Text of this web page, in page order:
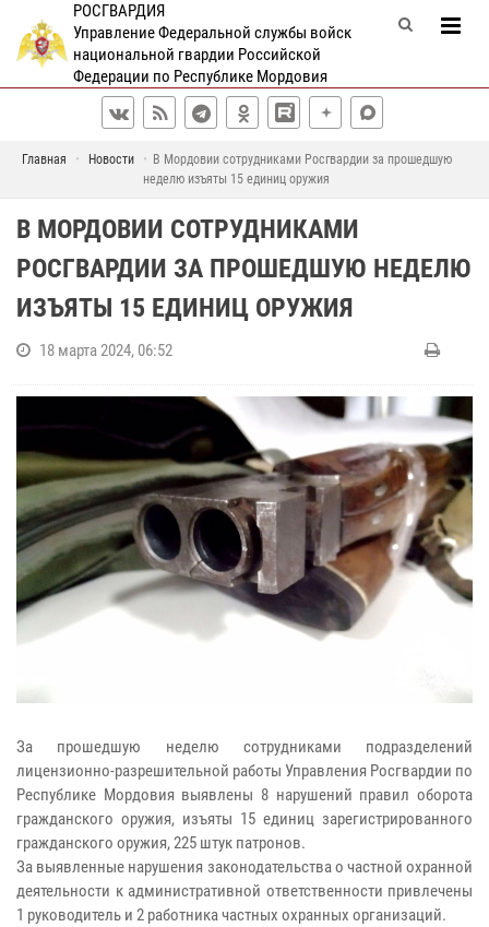
РОСГВАРДИЯ
Управление Федеральной службы войск
национальной гвардии Российской
Федерации по Республике Мордовия
Главная Новости
В Мордовии сотрудниками Росгвардии за прошедшую
неделю изъяты 15 единиц оружия
В МОРДОВИИ СОТРУДНИКАМИ
РОСГВАРДИИ ЗА ПРОШЕДШУЮ НЕДЕЛЮ
ИЗЪЯТЫ 15 ЕДИНИЦ ОРУЖИЯ
18 марта 2024, 06:52
За прошедшую неделю сотрудниками подразделений
лицензионно-разрешительной работы Управления Росгвардии по
Республике Мордовия выявлены 8 нарушений правил оборота
гражданского оружия, изъяты 15 единиц зарегистрированного
гражданского оружия, 225 штук патронов.
За выявленные нарушения законодательства о частной охранной
деятельности к административной ответственности привлечены
1 руководитель и 2 работника частных охранных организаций.